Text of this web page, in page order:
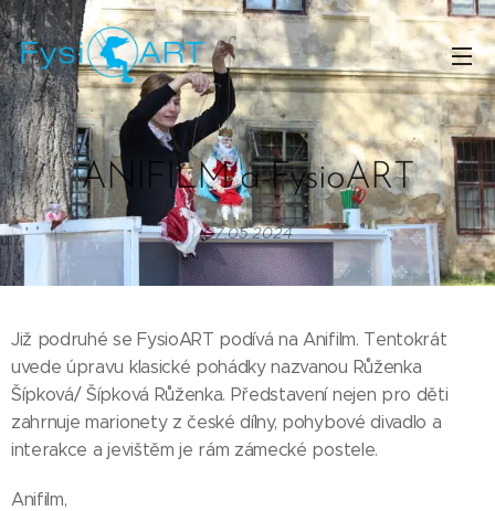
ANIFILM a FysioART
07.05.2024
Již podruhé se FysioART podívá na Anifilm. Tentokrát
uvede úpravu klasické pohádky nazvanou Růženka
Šípková/ Šípková Růženka. Představení nejen pro děti
zahrnuje marionety z české dílny, pohybové divadlo a
interakce a jevištěm je rám zámecké postele.
Anifilm,